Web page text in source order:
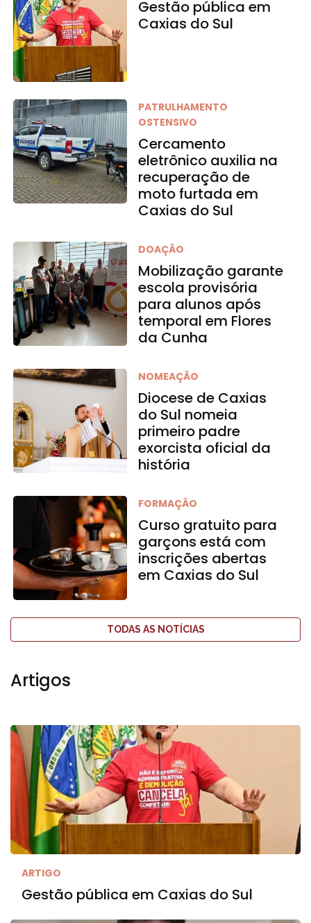
Gestão pública em
Caxias do Sul
PATRULHAMENTO
OSTENSIVO
Cercamento
eletrônico auxilia na
recuperação de
moto furtada em
Caxias do Sul
DOAÇÃO
Mobilização garante
escola provisória
para alunos após
temporal em Flores
da Cunha
NOMEAÇÃO
Diocese de Caxias
do Sul nomeia
primeiro padre
exorcista oficial da
história
FORMAÇÃO
Curso gratuito para
garçons está com
inscrições abertas
em Caxias do Sul
TODAS AS NOTÍCIAS
Artigos
ARTIGO
Gestão pública em Caxias do Sul